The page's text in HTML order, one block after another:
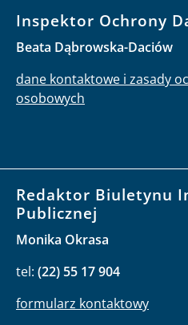
Inspektor Ochrony
Beata Dąbrowska-Daciów
dane kontaktowe i zasady
osobowych
Redaktor Biuletynu
Publicznej
Monika Okrasa
tel: (22) 55 17 904
formularz kontaktowy